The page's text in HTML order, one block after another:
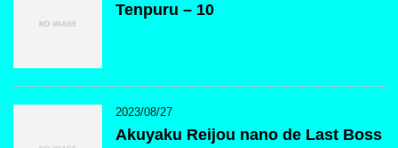
Tenpuru – 10
2023/08/27
Akuyaku Reijou nano de Last Boss